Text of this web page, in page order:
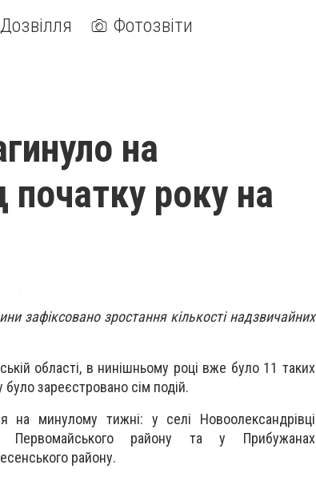
Дозвілля Фотозвіти
на
початку року на
зафіксовано зростання кількості надзвичайних
області, в нинішньому році вже було 11 таких
було зареєстровано сім подій.
на минулому тижні: у селі Новоолександрівці
Первомайського району та у Прибужанах
району.